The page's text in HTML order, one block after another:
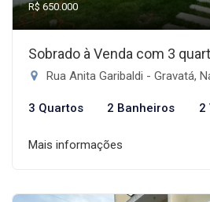
R$ 650.000
Sobrado à Venda com 3
Rua Anita Garibaldi - Gravatá,
3 Quartos 2 Banheiros 2
Mais informações